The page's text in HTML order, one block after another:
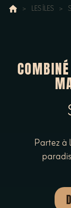
> LES ÎLES >
Partez à